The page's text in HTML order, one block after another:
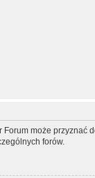
może
forów.